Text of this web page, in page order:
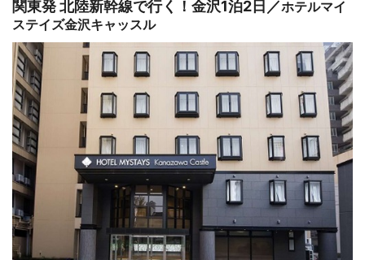
関東発 北陸新幹線で行く！金沢1泊2日／ホテルマイ
ステイズプレミア金沢